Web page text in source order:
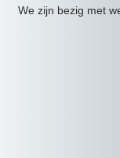
We zijn bezig met